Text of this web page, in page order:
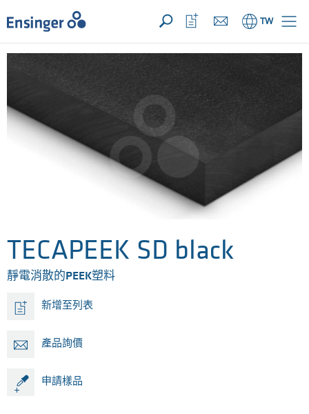
您的詢價 ({{productCount}} 產品) 開啟
首
頁
TW
開
啟
收
藏
單
TECAPEEK SD black
靜電消散的PEEK塑料
新增至列表
產品詢價
申請樣品